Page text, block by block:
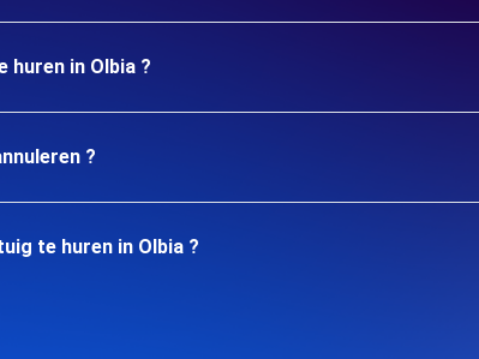
huren in Olbia ?
?
te huren in Olbia ?